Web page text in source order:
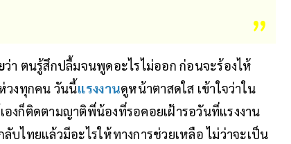
ว่า ตนรู้สึกปลื้มจนพูดอะไรไม่ออก ก่อนจะร้องไห้
วงทุกคน วันนี้แรงงานดูหน้าตาสดใส เข้าใจว่าใน
องก็ติดตามญาติพี่น้องที่รอคอยเฝ้ารอวันที่แรงงาน
บไทยแล้วมีอะไรให้ทางการช่วยเหลือ ไม่ว่าจะเป็น